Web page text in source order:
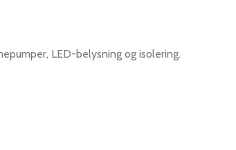
LED-belysning og isolering.